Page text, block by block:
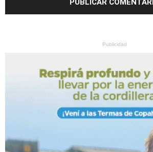
Publicidad